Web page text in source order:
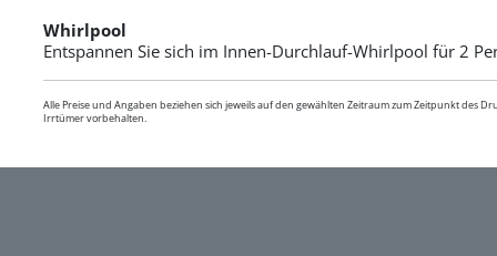
Whirlpool
Entspannen Sie sich im Innen-Durchlauf-Whirlpool für 2
Alle Preise und Angaben beziehen sich jeweils auf den gewählten Zeitraum zum Zeitpunkt des
Irrtümer vorbehalten.